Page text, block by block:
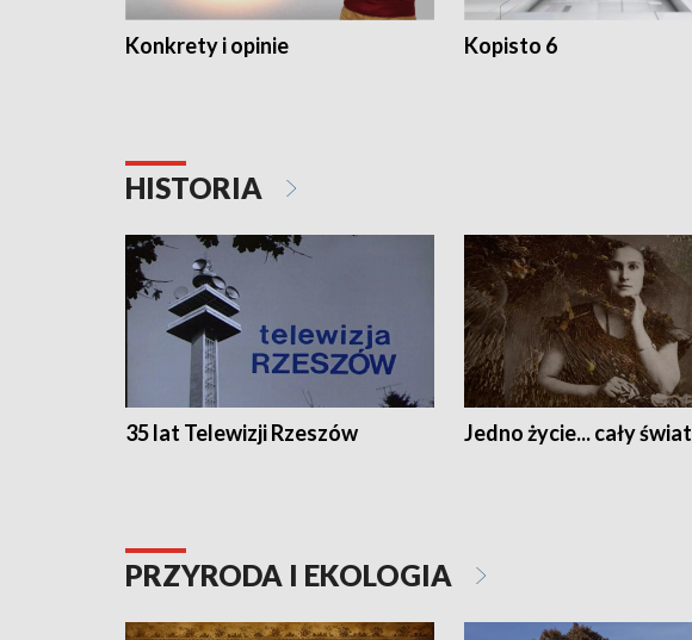
Konkrety i opinie Kopisto 6
HISTORIA
35 lat Telewizji Rzeszów Jedno życie... cały świat
PRZYRODA I EKOLOGIA